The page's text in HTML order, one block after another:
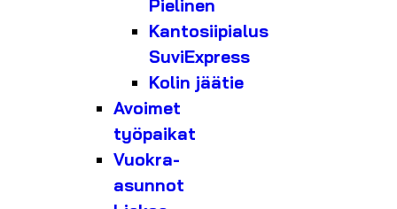
Pielinen
Kantosiipialus
SuviExpress
Kolin jäätie
Avoimet
työpaikat
Vuokra-
asunnot